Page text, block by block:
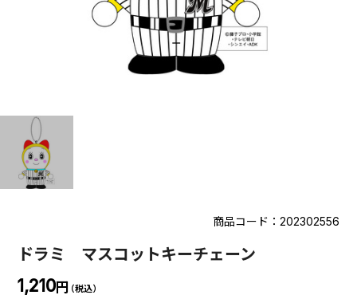
商品コード：202302556
ドラミ マスコットキーチェーン
1,210円 （税込）